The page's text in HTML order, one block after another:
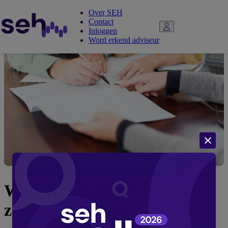
Over SEH
Contact
Inloggen
Word erkend adviseur
Woonlastenmonitor NHG –
zorgen life-events